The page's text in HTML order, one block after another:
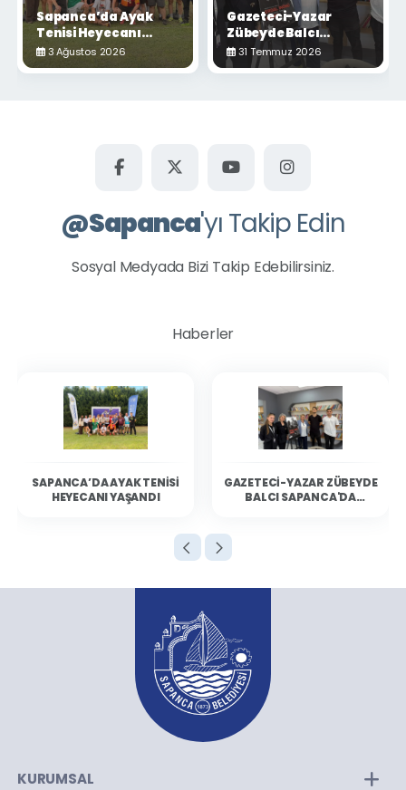
Sapanca’da Ayak
Tenisi Heyecanı
Yaşandı
3 Ağustos 2026
Gazeteci-Yazar
Zübeyde Balcı
Sapanca'da
Okurlarıyla Buluştu
31 Temmuz 2026
@Sapanca'yı Takip Edin
Sosyal Medyada Bizi Takip Edebilirsiniz.
Haberler
SAPANCA’DA AYAK TENISI
HEYECANI YAŞANDI
GAZETECI-YAZAR ZÜBEYDE
BALCI SAPANCA'DA
KURUMSAL